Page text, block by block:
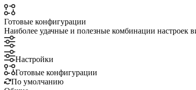
Готовые конфигурации
Наиболее удачные и полезные комбинации настроек
Настройки
Готовые конфигурации
По умолчанию